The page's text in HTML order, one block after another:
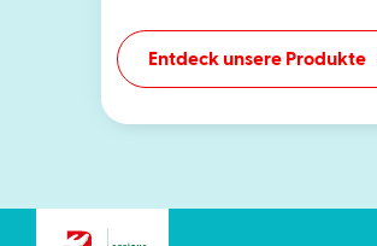
Entdeck unsere Produkte